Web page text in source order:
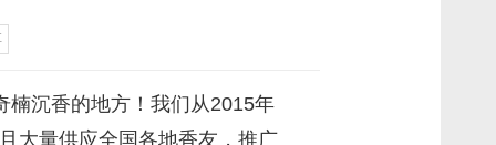
楠沉香的地方！我们从2015年
大量供应全国各地香友，推广